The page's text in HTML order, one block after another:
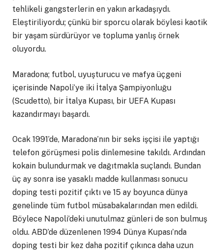
tehlikeli gangsterlerin en yakın arkadaşıydı.
Eleştiriliyordu; çünkü bir sporcu olarak böylesi kaotik
bir yaşam sürdürüyor ve topluma yanlış örnek
oluyordu.
Maradona; futbol, uyuşturucu ve mafya üçgeni
içerisinde Napoli’ye iki İtalya Şampiyonluğu
(Scudetto), bir İtalya Kupası, bir UEFA Kupası
kazandırmayı başardı.
Ocak 1991’de, Maradona’nın bir seks işçisi ile yaptığı
telefon görüşmesi polis dinlemesine takıldı. Ardından
kokain bulundurmak ve dağıtmakla suçlandı. Bundan
üç ay sonra ise yasaklı madde kullanması sonucu
doping testi pozitif çıktı ve 15 ay boyunca dünya
genelinde tüm futbol müsabakalarından men edildi.
Böylece Napoli’deki unutulmaz günleri de son bulmuş
oldu. ABD’de düzenlenen 1994 Dünya Kupası’nda
doping testi bir kez daha pozitif çıkınca daha uzun